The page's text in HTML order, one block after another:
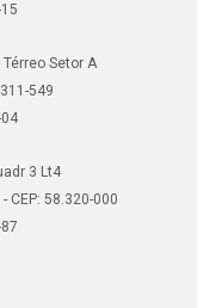
Setor A
549
3 Lt4
CEP: 58.320-000